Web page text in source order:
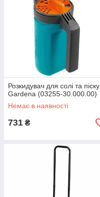
Розкидувач для солі та піску
Gardena (03255-30.000.00)
Немає в наявності
731 ₴